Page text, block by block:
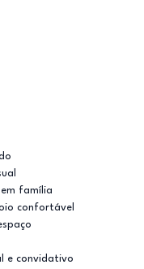
família
confortável
e convidativo